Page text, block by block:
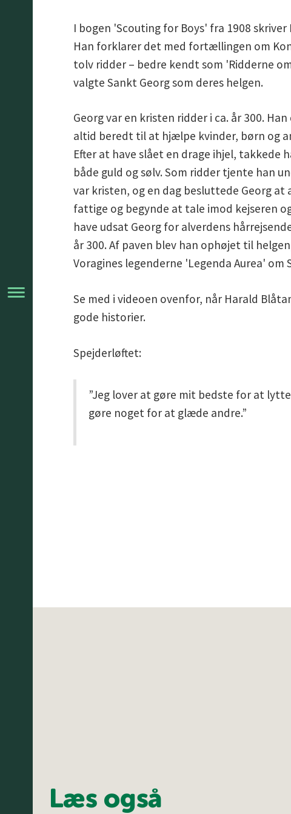
I bogen 'Scouting for Boys' fra 1908
Han forklarer det med fortællingen om
tolv ridder – bedre kendt som 'Ridderne
valgte Sankt Georg som deres helgen.
Georg var en kristen ridder i ca. år 300.
altid beredt til at hjælpe kvinder, børn og
Efter at have slået en drage ihjel, takkede
både guld og sølv. Som ridder tjente han
var kristen, og en dag besluttede Georg
fattige og begynde at tale imod kejseren
have udsat Georg for alverdens
år 300. Af paven blev han ophøjet til
Voragines legenderne 'Legenda Aurea' om
Se med i videoen ovenfor, når Harald
gode historier.
Spejderløftet:
”Jeg lover at gøre mit bedste for at
gøre noget for at glæde andre.”
Læs også